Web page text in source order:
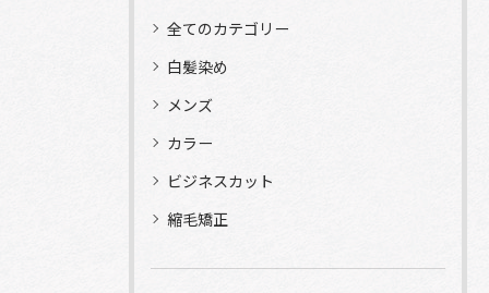
全てのカテゴリー
白髪染め
メンズ
カラー
ビジネスカット
縮毛矯正